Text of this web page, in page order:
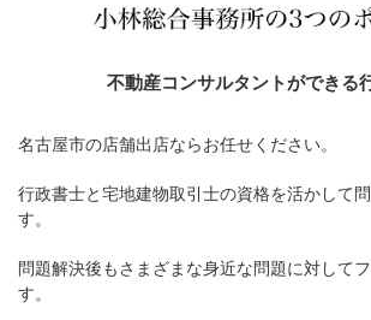
不動産コンサルタントができる
名古屋市の店舗出店ならお任せください。
行政書士と宅地建物取引士の資格を活かして
す。
問題解決後もさまざまな身近な問題に対して
す。